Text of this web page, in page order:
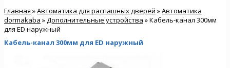
Главная »Автоматика для распашных дверей »Автоматика
dormakaba » Дополнительные устройства » Кабель-канал 300мм
для ED наружный
Кабель-канал 300мм для ED наружный